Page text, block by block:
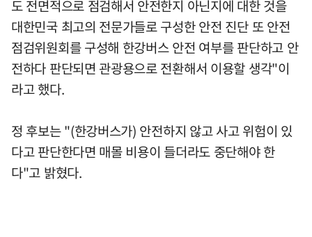
도 전면적으로 점검해서 안전한지 아닌지에 대한 것을
대한민국 최고의 전문가들로 구성한 안전 진단 또 안전
점검위원회를 구성해 한강버스 안전 여부를 판단하고 안
전하다 판단되면 관광용으로 전환해서 이용할 생각"이
라고 했다.
정 후보는 "(한강버스가) 안전하지 않고 사고 위험이 있
다고 판단한다면 매몰 비용이 들더라도 중단해야 한
다"고 밝혔다.